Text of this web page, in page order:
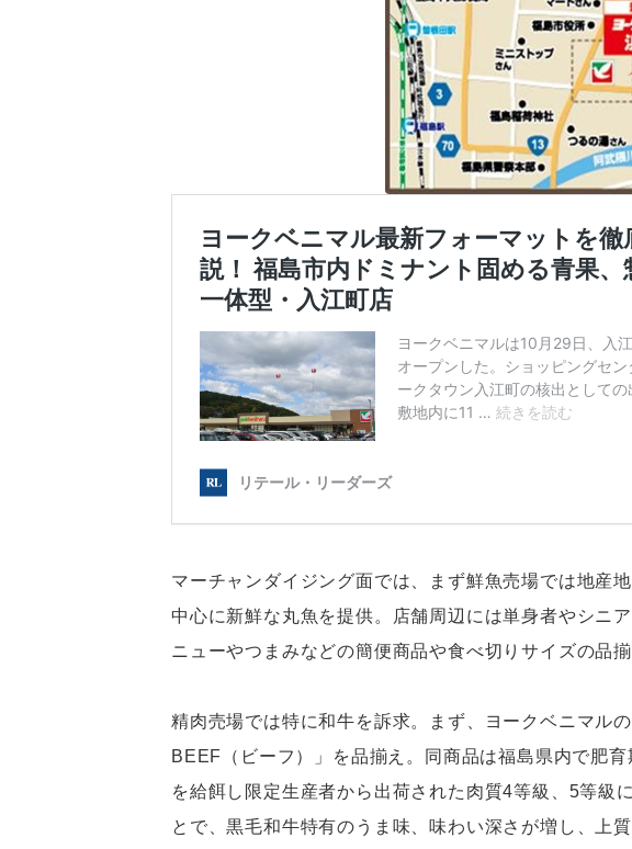
マーチャンダイジング面では、まず鮮魚売場では地産
中心に新鮮な丸魚を提供。店舗周辺には単身者やシニ
ニューやつまみなどの簡便商品や食べ切りサイズの品揃
精肉売場では特に和牛を訴求。まず、ヨークベニマル
BEEF（ビーフ）」を品揃え。同商品は福島県内で肥
を給餌し限定生産者から出荷された肉質4等級、5等級
とで、黒毛和牛特有のうま味、味わい深さが増し、上